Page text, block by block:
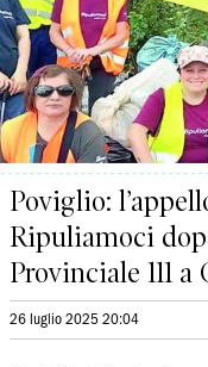
Poviglio:
Ripuliamoci
Provinciale 111 a
26 luglio 2025 20:04